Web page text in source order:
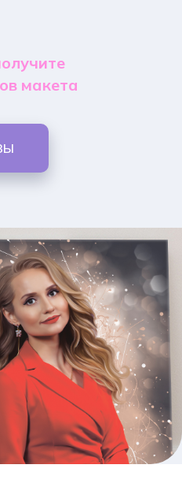
макета